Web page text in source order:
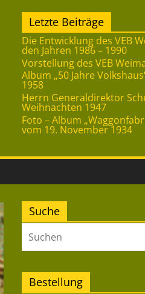
Letzte Beiträge
Die Entwicklung des VEB
den Jahren 1986 – 1990
Vorstellung des VEB
Album „50 Jahre
1958
Herrn Generaldirektor
Weihnachten 1947
Foto – Album
vom 19. November 1934
Suche
Bestellung